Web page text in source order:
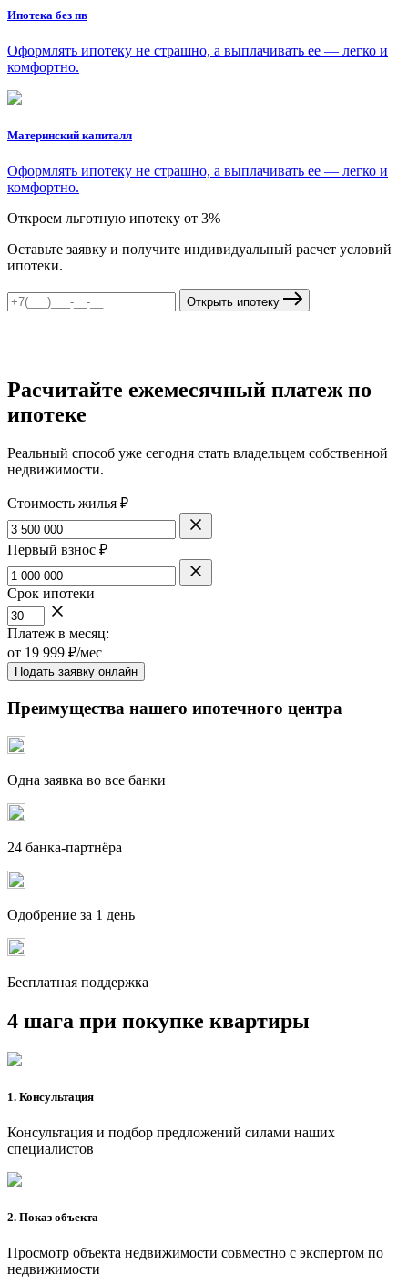
Ипотека без пв
Оформлять ипотеку не страшно, а выплачивать ее — легко и
комфортно.
Материнский капиталл
Оформлять ипотеку не страшно, а выплачивать ее — легко и
комфортно.
Откроем льготную ипотеку от 3%
Оставьте заявку и получите индивидуальный расчет условий
ипотеки.
Открыть ипотеку
Расчитайте ежемесячный платеж по
ипотеке
Реальный способ уже сегодня стать владельцем собственной
недвижимости.
Стоимость жилья ₽
Первый взнос ₽
Срок ипотеки
Платеж в месяц:
от 19 999 ₽/мес
Подать заявку онлайн
Преимущества нашего ипотечного центра
Одна заявка во все банки
24 банка-партнёра
Одобрение за 1 день
Бесплатная поддержка
4 шага при покупке квартиры
1. Консультация
Консультация и подбор предложений силами наших
специалистов
2. Показ объекта
Просмотр объекта недвижимости совместно с экспертом по
недвижимости